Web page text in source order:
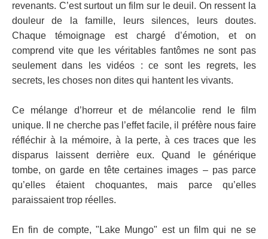
revenants. C’est surtout un film sur le deuil. On ressent la
douleur de la famille, leurs silences, leurs doutes.
Chaque témoignage est chargé d’émotion, et on
comprend vite que les véritables fantômes ne sont pas
seulement dans les vidéos : ce sont les regrets, les
secrets, les choses non dites qui hantent les vivants.
Ce mélange d’horreur et de mélancolie rend le film
unique. Il ne cherche pas l’effet facile, il préfère nous faire
réfléchir à la mémoire, à la perte, à ces traces que les
disparus laissent derrière eux. Quand le générique
tombe, on garde en tête certaines images – pas parce
qu’elles étaient choquantes, mais parce qu’elles
paraissaient trop réelles.
En fin de compte, "Lake Mungo" est un film qui ne se